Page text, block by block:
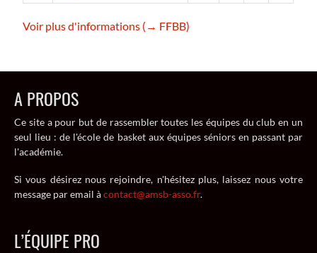
Voir plus d'informations (→ FFBB)
A PROPOS
Ce site a pour but de rassembler toutes les équipes du club en un
seul lieu : de l'école de basket aux équipes séniors en passant par
l'académie.
Si vous désirez nous rejoindre, n'hésitez plus, laissez nous votre
message par email àcontact@amsb-asso.fr.
L’ÉQUIPE PRO